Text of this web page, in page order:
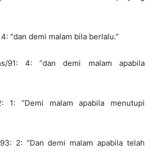
“dan demi malam bila berlalu.”
91: 4: “dan demi malam apabila
1: “Demi malam apabila menutupi
2: “Dan demi malam apabila telah